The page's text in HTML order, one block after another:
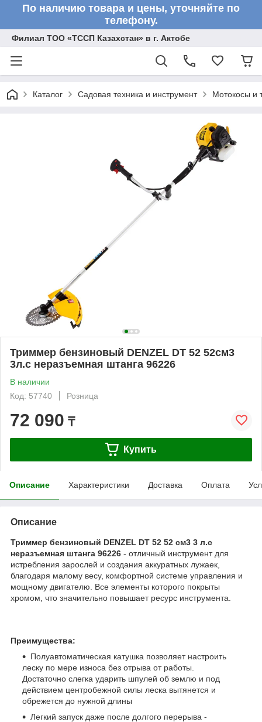
По наличию товара и цены, уточняйте по
телефону.
Филиал ТОО «ТССП Казахстан» в г. Актобе
Каталог Садовая техника и инструмент Мотокосы и
Триммер бензиновый DENZEL DT 52 52см3
3л.с неразъемная штанга 96226
В наличии
Код: 57740
Розница
72 090 ₸
Купить
Описание Характеристики Доставка Оплата
Описание
Триммер бензиновый DENZEL DT 52 52 см3 3 л.с
неразъемная штанга 96226 - отличный инструмент для
истребления зарослей и создания аккуратных лужаек,
благодаря малому весу, комфортной системе управления и
мощному двигателю. Все элементы которого покрыты
хромом, что значительно повышает ресурс инструмента.
Преимущества:
Полуавтоматическая катушка позволяет настроить
леску по мере износа без отрыва от работы.
Достаточно слегка ударить шпулей об землю и под
действием центробежной силы леска вытянется и
обрежется до нужной длины
Легкий запуск даже после долгого перерыва -